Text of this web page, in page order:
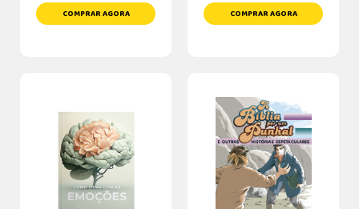
COMPRAR AGORA COMPRAR AGORA